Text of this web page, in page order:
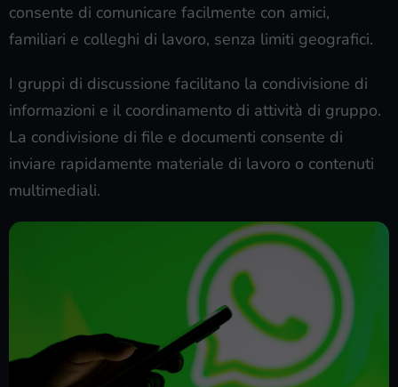
consente di comunicare facilmente con amici,
familiari e colleghi di lavoro, senza limiti geografici.
I gruppi di discussione facilitano la condivisione di
informazioni e il coordinamento di attività di gruppo.
La condivisione di file e documenti consente di
inviare rapidamente materiale di lavoro o contenuti
multimediali.